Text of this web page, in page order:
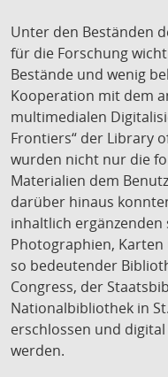
Unter den Beständen
für die Forschung
Bestände und wenig
Kooperation mit dem
multimedialen
Frontiers“ der Library
wurden nicht nur die
Materialien dem
darüber hinaus
inhaltlich ergänzenden
Photographien,
so bedeutender
Congress, der
Nationalbibliothek in
erschlossen und
werden.